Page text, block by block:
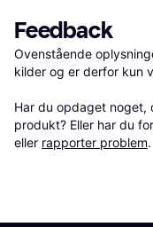
Feedback
Ovenstående
kilder og er derfor kun
Har du opdaget noget,
produkt? Eller har du
eller rapporter problem.